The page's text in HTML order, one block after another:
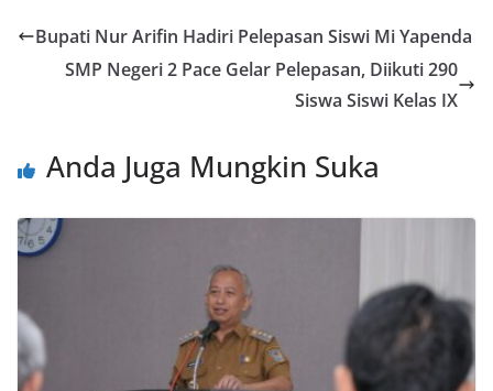
Bupati Nur Arifin Hadiri Pelepasan Siswi Mi Yapenda
SMP Negeri 2 Pace Gelar Pelepasan, Diikuti 290
Siswa Siswi Kelas IX
Anda Juga Mungkin Suka